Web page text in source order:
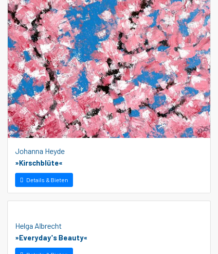
Johanna Heyde
»Kirschblüte«
Details & Bieten
Helga Albrecht
»Everyday's Beauty«